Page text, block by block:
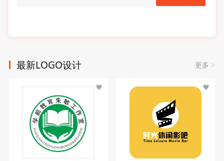
最新LOGO设计 更多